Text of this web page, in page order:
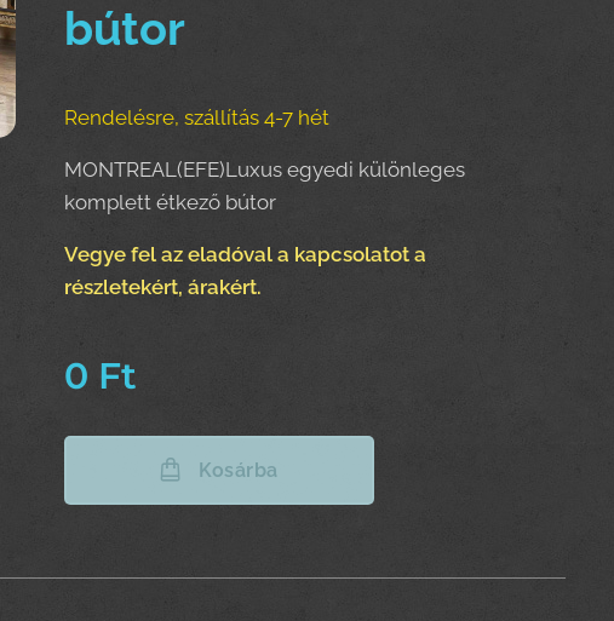
bútor
Rendelésre, szállítás 4-7 hét
MONTREAL(EFE)Luxus egyedi különleges
komplett étkező bútor
Vegye fel az eladóval a kapcsolatot a
részletekért, árakért.
0 Ft
Kosárba